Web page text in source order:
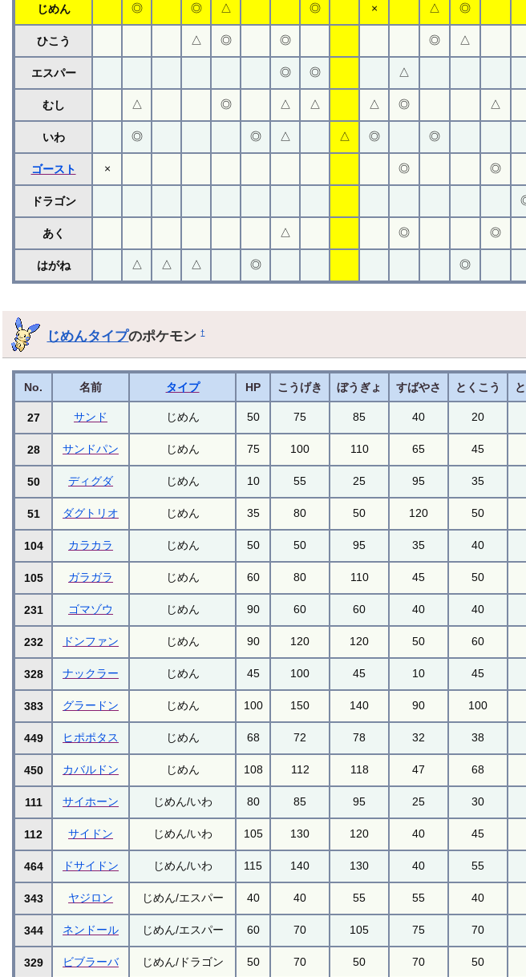
じめん ◎ ◎ △ ◎ × △ ◎
ひこう △ ◎ ◎ ◎ △
エスパー ◎ ◎ △
むし △ ◎ △ △ △ ◎ △
いわ ◎ ◎ △ △ ◎ ◎
ゴースト × ◎ ◎
ドラゴン
あく △ ◎ ◎
はがね △ △ △ ◎ ◎
じめんタイプのポケモン†
No. 名前 タイプ HP こうげき ぼうぎょ すばやさ とくこう
27 サンド じめん 50 75 85 40 20
28 サンドパン じめん 75 100 110 65 45
50 ディグダ じめん 10 55 25 95 35
51 ダグトリオ じめん 35 80 50 120 50
104 カラカラ じめん 50 50 95 35 40
105 ガラガラ じめん 60 80 110 45 50
231 ゴマゾウ じめん 90 60 60 40 40
232 ドンファン じめん 90 120 120 50 60
328 ナックラー じめん 45 100 45 10 45
383 グラードン じめん 100 150 140 90 100
449 ヒポポタス じめん 68 72 78 32 38
450 カバルドン じめん 108 112 118 47 68
111 サイホーン じめん/いわ 80 85 95 25 30
112 サイドン じめん/いわ 105 130 120 40 45
464 ドサイドン じめん/いわ 115 140 130 40 55
343 ヤジロン じめん/エスパー 40 40 55 55 40
344 ネンドール じめん/エスパー 60 70 105 75 70
329 ビブラーバ じめん/ドラゴン 50 70 50 70 50